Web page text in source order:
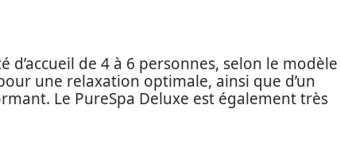
d’accueil de 4 à 6 personnes, selon le modèle
une relaxation optimale, ainsi que d’un
Le PureSpa Deluxe est également très